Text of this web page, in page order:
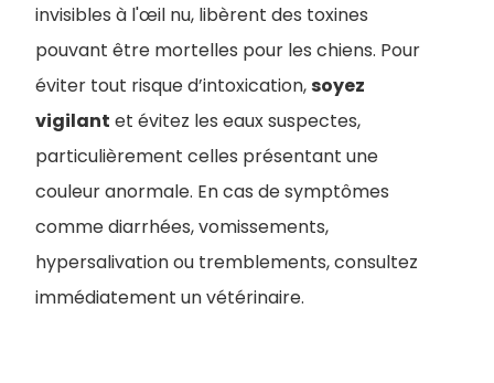
invisibles à l'œil nu, libèrent des toxines
pouvant être mortelles pour les chiens. Pour
éviter tout risque d’intoxication,soyez
vigilant et évitez les eaux suspectes,
particulièrement celles présentant une
couleur anormale. En cas de symptômes
comme diarrhées, vomissements,
hypersalivation ou tremblements, consultez
immédiatement un vétérinaire.